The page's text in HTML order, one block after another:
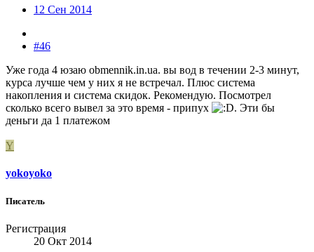
12 Сен 2014
#46
Уже года 4 юзаю obmennik.in.ua. вы вод в течении 2-3 минут,
курса лучше чем у них я не встречал. Плюс система
накопления и система скидок. Рекомендую. Посмотрел
сколько всего вывел за это время - припух
. Эти бы
деньги да 1 платежом
Y
yokoyoko
Писатель
Регистрация
20 Окт 2014